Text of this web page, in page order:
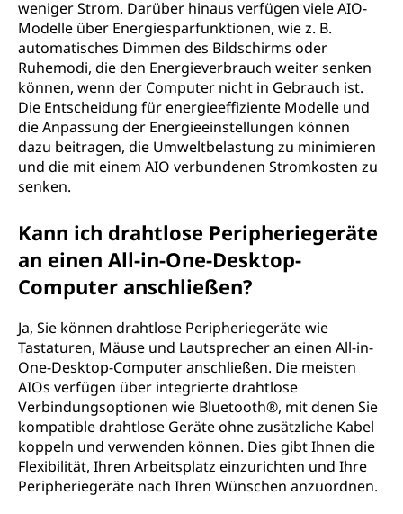
weniger Strom. Darüber hinaus verfügen viele AIO-
Modelle über Energiesparfunktionen, wie z. B.
automatisches Dimmen des Bildschirms oder
Ruhemodi, die den Energieverbrauch weiter senken
können, wenn der Computer nicht in Gebrauch ist.
Die Entscheidung für energieeffiziente Modelle und
die Anpassung der Energieeinstellungen können
dazu beitragen, die Umweltbelastung zu minimieren
und die mit einem AIO verbundenen Stromkosten zu
senken.
Kann ich drahtlose Peripheriegeräte
an einen All-in-One-Desktop-
Computer anschließen?
Ja, Sie können drahtlose Peripheriegeräte wie
Tastaturen, Mäuse und Lautsprecher an einen All-in-
One-Desktop-Computer anschließen. Die meisten
AIOs verfügen über integrierte drahtlose
Verbindungsoptionen wie Bluetooth®, mit denen Sie
kompatible drahtlose Geräte ohne zusätzliche Kabel
koppeln und verwenden können. Dies gibt Ihnen die
Flexibilität, Ihren Arbeitsplatz einzurichten und Ihre
Peripheriegeräte nach Ihren Wünschen anzuordnen.